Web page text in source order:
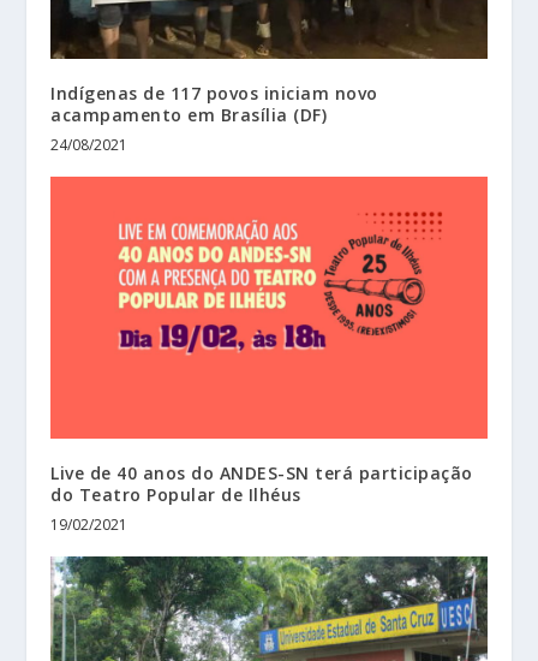
Indígenas de 117 povos iniciam novo
acampamento em Brasília (DF)
24/08/2021
Live de 40 anos do ANDES-SN terá participação
do Teatro Popular de Ilhéus
19/02/2021